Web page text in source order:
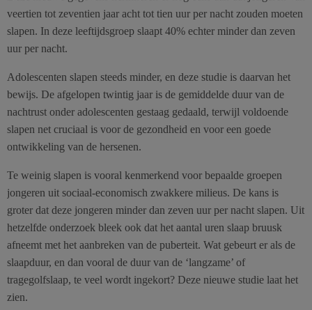
veertien tot zeventien jaar acht tot tien uur per nacht zouden moeten
slapen. In deze leeftijdsgroep slaapt 40% echter minder dan zeven
uur per nacht.
Adolescenten slapen steeds minder, en deze studie is daarvan het
bewijs. De afgelopen twintig jaar is de gemiddelde duur van de
nachtrust onder adolescenten gestaag gedaald, terwijl voldoende
slapen net cruciaal is voor de gezondheid en voor een goede
ontwikkeling van de hersenen.
Te weinig slapen is vooral kenmerkend voor bepaalde groepen
jongeren uit sociaal-economisch zwakkere milieus. De kans is
groter dat deze jongeren minder dan zeven uur per nacht slapen. Uit
hetzelfde onderzoek bleek ook dat het aantal uren slaap bruusk
afneemt met het aanbreken van de puberteit. Wat gebeurt er als de
slaapduur, en dan vooral de duur van de ‘langzame’ of
tragegolfslaap, te veel wordt ingekort? Deze nieuwe studie laat het
zien.